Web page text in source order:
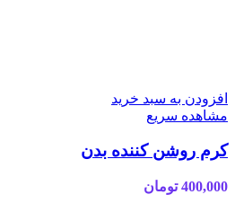
افزودن به سبد خرید
مشاهده سریع
کرم روشن کننده بدن
400,000 تومان